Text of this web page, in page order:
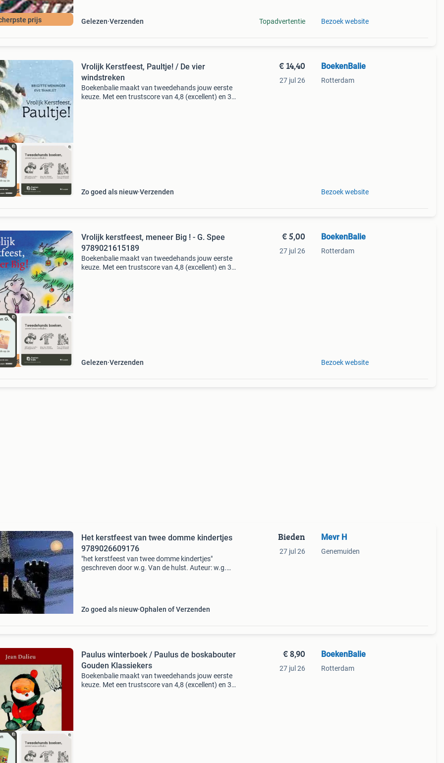
prijs Gelezen Verzenden Topadvertentie Bezoek website
prijs
Vrolijk Kerstfeest, Paultje! / De vier
windstreken
Boekenbalie maakt van tweedehands jouw eerste
keuze. Met een trustscore van 4,8 (excellent) en 30
Zo goed als nieuw Verzenden
€ 14,40
27 jul 26
BoekenBalie
Rotterdam
Bezoek website
prijs
Vrolijk kerstfeest, meneer Big ! - G. Spee
9789021615189
Boekenbalie maakt van tweedehands jouw eerste
keuze. Met een trustscore van 4,8 (excellent) en 30
Gelezen Verzenden
€ 5,00
27 jul 26
BoekenBalie
Rotterdam
Bezoek website
Het kerstfeest van twee domme kindertjes
9789026609176
"het kerstfeest van twee domme kindertjes"
geschreven door w.g. Van de hulst. Auteur: w.g.
Zo goed als nieuw Ophalen of Verzenden
Bieden
27 jul 26
Mevr H
Genemuiden
Paulus winterboek / Paulus de boskabouter
Gouden Klassiekers
Boekenbalie maakt van tweedehands jouw eerste
keuze. Met een trustscore van 4,8 (excellent) en 30
€ 8,90
27 jul 26
BoekenBalie
Rotterdam